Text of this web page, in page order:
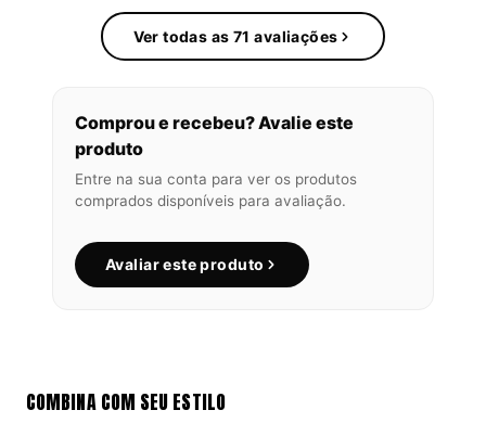
Ver todas as 71 avaliações
Comprou e recebeu? Avalie este
produto
Entre na sua conta para ver os produtos
comprados disponíveis para avaliação.
Avaliar este produto
COMBINA COM SEU ESTILO